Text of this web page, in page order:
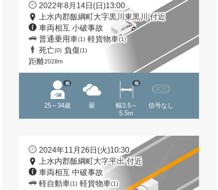
2022年8月14日(日)13:00
上水内郡飯綱町大字黒川東黒川 付近
車両相互 小破事故
普通乗用車(1) 軽貨物車(1)
死亡(0) 負傷(1)
距離2028m
25～34歳
他
曇
幅3.5～
5.5m
他
信号なし
2024年11月26日(火)10:30
上水内郡飯綱町大字平出 付近
車両相互 中破事故
軽自動車(1) 軽貨物車(1)